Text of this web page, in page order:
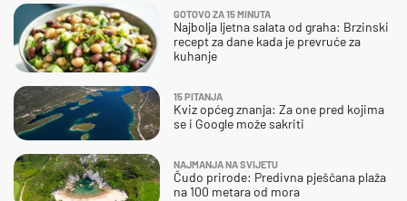
GOTOVO ZA 15 MINUTA
Najbolja ljetna salata od graha: Brzinski
recept za dane kada je prevruće za
kuhanje
15 PITANJA
Kviz općeg znanja: Za one pred kojima
se i Google može sakriti
NAJMANJA NA SVIJETU
Čudo prirode: Predivna pješčana plaža
na 100 metara od mora